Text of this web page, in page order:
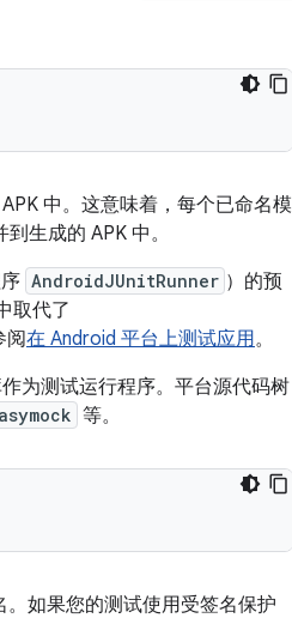
中。这意味着，每个已命名模
生成的 APK 中。
AndroidJUnitRunner ）的预
取代了
阅在 Android 平台上测试应用。
为测试运行程序。平台源代码树
等。
如果您的测试使用受签名保护